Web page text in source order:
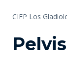
CIFP Los